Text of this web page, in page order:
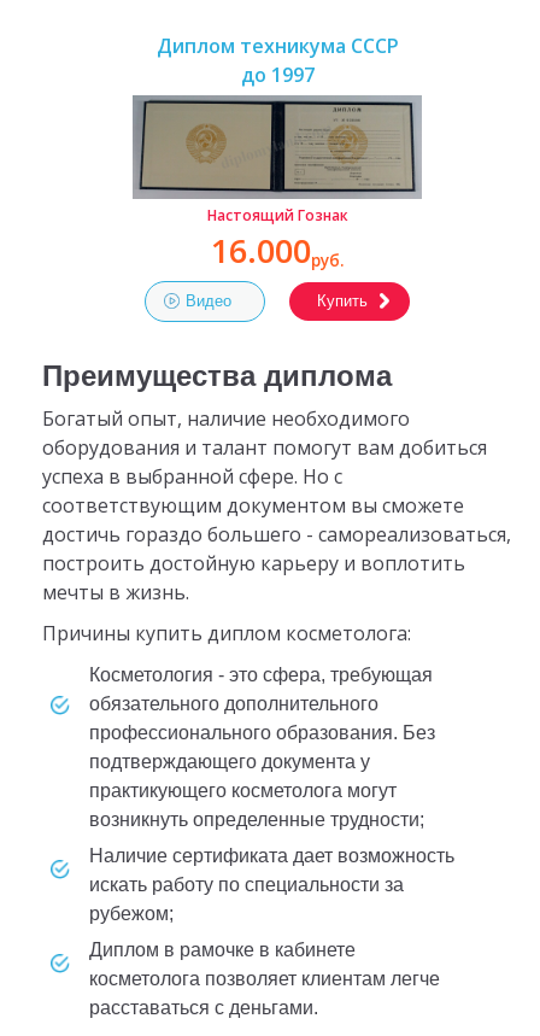
Диплом техникума СССР
до 1997
Настоящий Гознак
16.000руб.
Видео Купить
Преимущества диплома
Богатый опыт, наличие необходимого
оборудования и талант помогут вам добиться
успеха в выбранной сфере. Но с
соответствующим документом вы сможете
достичь гораздо большего - самореализоваться,
построить достойную карьеру и воплотить
мечты в жизнь.
Причины купить диплом косметолога:
Косметология - это сфера, требующая
обязательного дополнительного
профессионального образования. Без
подтверждающего документа у
практикующего косметолога могут
возникнуть определенные трудности;
Наличие сертификата дает возможность
искать работу по специальности за
рубежом;
Диплом в рамочке в кабинете
косметолога позволяет клиентам легче
расставаться с деньгами.